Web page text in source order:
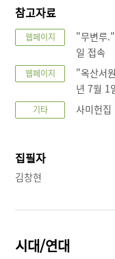
참고자료
웹페이지
"무변루
일 접속
웹페이지
"옥산서
년 7월 1
기타 사미헌집
집필자
김창현
시대/연대